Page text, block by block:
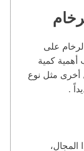
على
أهمية كمية
أخرى مثل نوع
.
المجال،